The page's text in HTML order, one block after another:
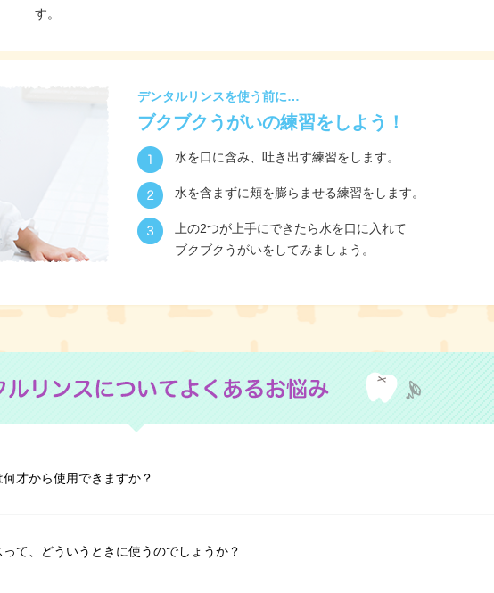
す。
デンタルリンスを使う前に…
ブクブクうがいの練習をしよう！
水を口に含み、吐き出す練習をします。
水を含まずに頬を膨らませる練習をします。
上の2つが上手にできたら水を口に入れて
ブクブクうがいをしてみましょう。
才から使用できますか？
て、どういうときに使うのでしょうか？